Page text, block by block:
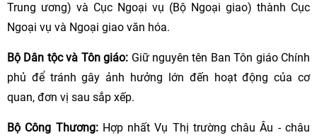
Trung ương) và Cục Ngoại vụ (Bộ Ngoại giao) thành Cục
Ngoại vụ và Ngoại giao văn hóa.
Bộ Dân tộc và Tôn giáo: Giữ nguyên tên Ban Tôn giáo Chính
phủ để tránh gây ảnh hưởng lớn đến hoạt động của cơ
quan, đơn vị sau sắp xếp.
Bộ Công Thương:Hợp nhất Vụ Thị trường châu Âu - châu